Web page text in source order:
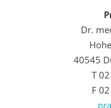
Dr.
40545
T
F